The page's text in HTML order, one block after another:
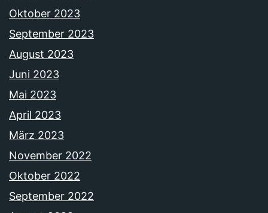
Oktober 2023
September 2023
August 2023
Juni 2023
Mai 2023
April 2023
März 2023
November 2022
Oktober 2022
September 2022